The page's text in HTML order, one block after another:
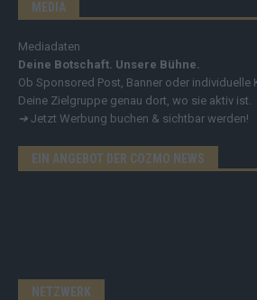
MEDIA
Mediadaten
Deine Botschaft. Unsere Bühne.
Ob Sponsored Post, Banner oder
Deine Zielgruppe genau dort, wo sie aktiv ist.
➔ Jetzt Werbung buchen & sichtbar werden!
EIN ANGEBOT DER COZMO NEWS
NETZWERK